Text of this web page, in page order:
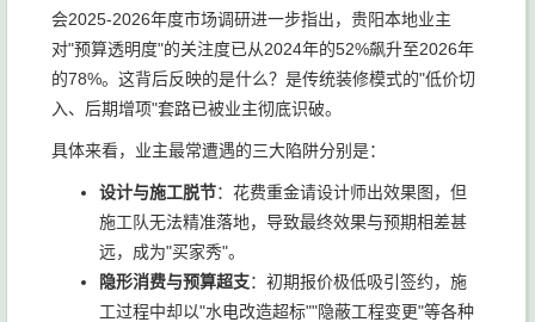
会2025-2026年度市场调研进一步指出，贵阳本地业主
对"预算透明度"的关注度已从2024年的52%飙升至2026年
的78%。这背后反映的是什么？是传统装修模式的"低价切
入、后期增项"套路已被业主彻底识破。
具体来看，业主最常遭遇的三大陷阱分别是：
设计与施工脱节：花费重金请设计师出效果图，但
施工队无法精准落地，导致最终效果与预期相差甚
远，成为"买家秀"。
隐形消费与预算超支：初期报价极低吸引签约，施
工过程中却以"水电改造超标""隐蔽工程变更"等各种